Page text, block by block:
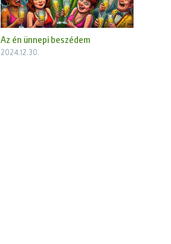
Az én ünnepi beszédem
2024.12.30.